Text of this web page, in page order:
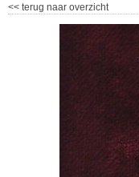
<< terug naar overzicht